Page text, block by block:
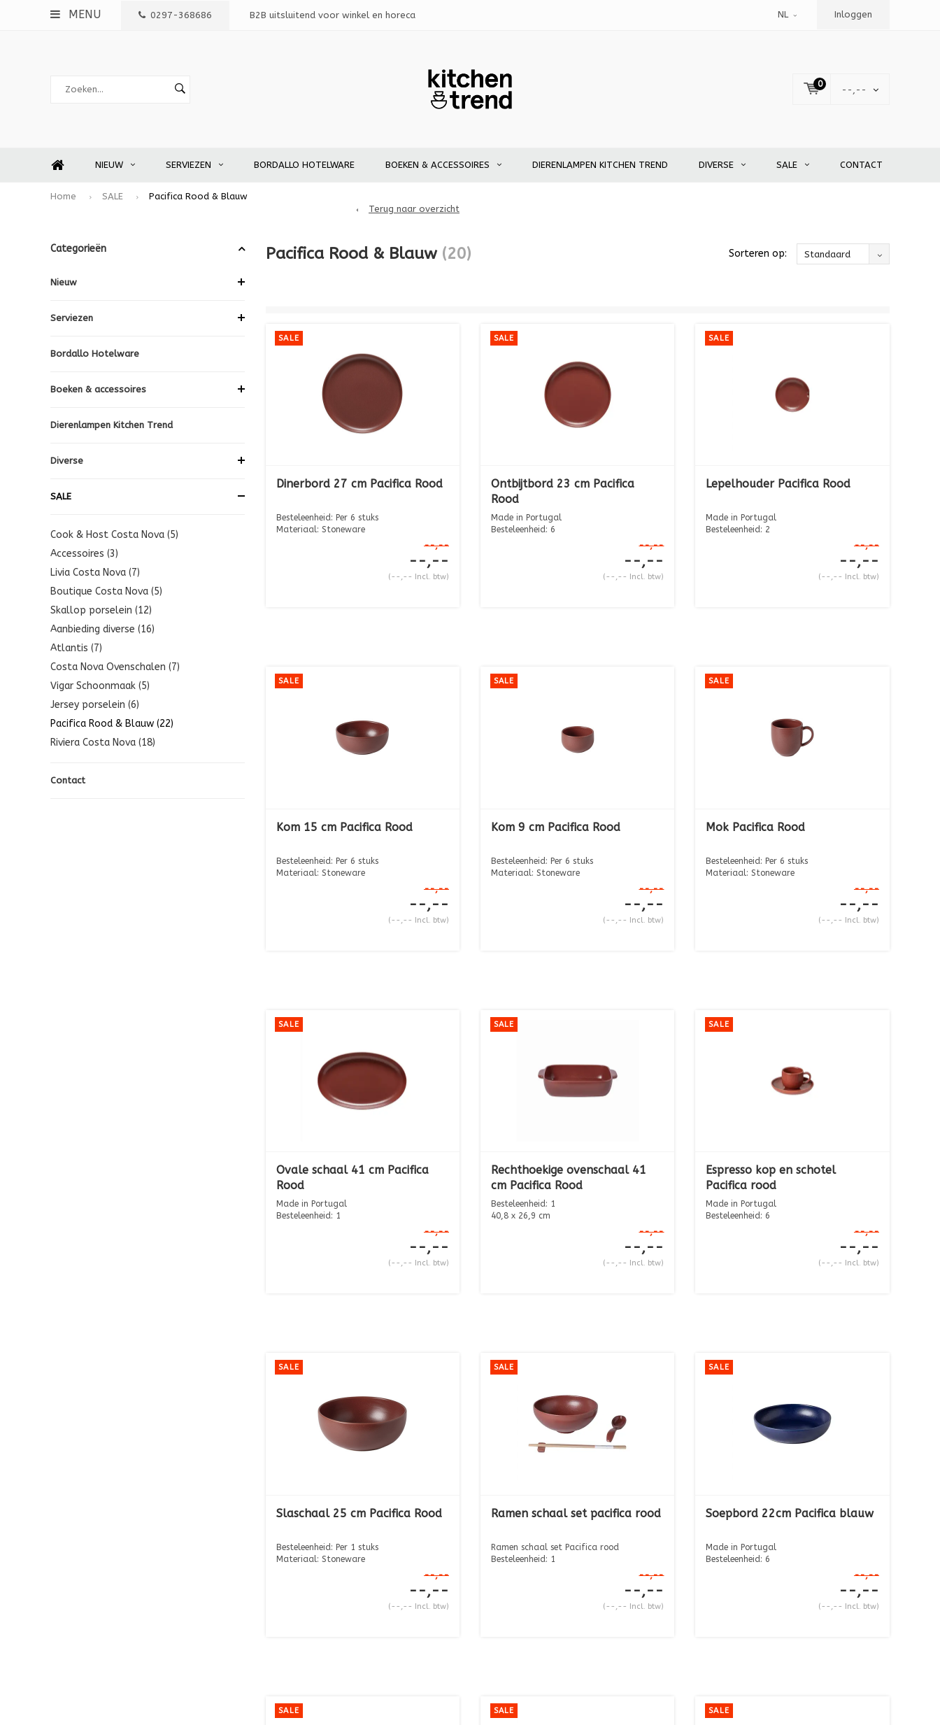
MENU 0297-368686 B2B uitsluitend voor winkel en horeca NL Inloggen
0
--,--
NIEUW SERVIEZEN BORDALLO HOTELWARE BOEKEN & ACCESSOIRES DIERENLAMPEN KITCHEN TREND DIVERSE SALE CONTACT
Home SALE
Pacifica Rood & Blauw
Terug naar overzicht
Categorieën
Nieuw
Serviezen
Bordallo Hotelware
Boeken & accessoires
Dierenlampen Kitchen Trend
Diverse
SALE
Cook & Host Costa Nova (5)
Accessoires (3)
Livia Costa Nova (7)
Boutique Costa Nova (5)
Skallop porselein (12)
Aanbieding diverse (16)
Atlantis (7)
Costa Nova Ovenschalen (7)
Vigar Schoonmaak (5)
Jersey porselein (6)
Pacifica Rood & Blauw (22)
Riviera Costa Nova (18)
Contact
Pacifica Rood & Blauw (20) Sorteren op: Standaard
SALE
Dinerbord 27 cm Pacifica Rood
Besteleenheid: Per 6 stuks
Materiaal: Stoneware
--,--
--,--
(--,-- Incl. btw)
SALE
Ontbijtbord 23 cm Pacifica
Rood
Made in Portugal
Besteleenheid: 6
--,--
--,--
(--,-- Incl. btw)
SALE
Lepelhouder Pacifica Rood
Made in Portugal
Besteleenheid: 2
--,--
--,--
(--,-- Incl. btw)
SALE
Kom 15 cm Pacifica Rood
Besteleenheid: Per 6 stuks
Materiaal: Stoneware
--,--
--,--
(--,-- Incl. btw)
SALE
Kom 9 cm Pacifica Rood
Besteleenheid: Per 6 stuks
Materiaal: Stoneware
--,--
--,--
(--,-- Incl. btw)
SALE
Mok Pacifica Rood
Besteleenheid: Per 6 stuks
Materiaal: Stoneware
--,--
--,--
(--,-- Incl. btw)
SALE
Ovale schaal 41 cm Pacifica
Rood
Made in Portugal
Besteleenheid: 1
--,--
--,--
(--,-- Incl. btw)
SALE
Rechthoekige ovenschaal 41
cm Pacifica Rood
Besteleenheid: 1
40,8 x 26,9 cm
--,--
--,--
(--,-- Incl. btw)
SALE
Espresso kop en schotel
Pacifica rood
Made in Portugal
Besteleenheid: 6
--,--
--,--
(--,-- Incl. btw)
SALE
Slaschaal 25 cm Pacifica Rood
Besteleenheid: Per 1 stuks
Materiaal: Stoneware
--,--
--,--
(--,-- Incl. btw)
SALE
Ramen schaal set pacifica rood
Ramen schaal set Pacifica rood
Besteleenheid: 1
--,--
--,--
(--,-- Incl. btw)
SALE
Soepbord 22cm Pacifica blauw
Made in Portugal
Besteleenheid: 6
--,--
--,--
(--,-- Incl. btw)
SALE SALE SALE